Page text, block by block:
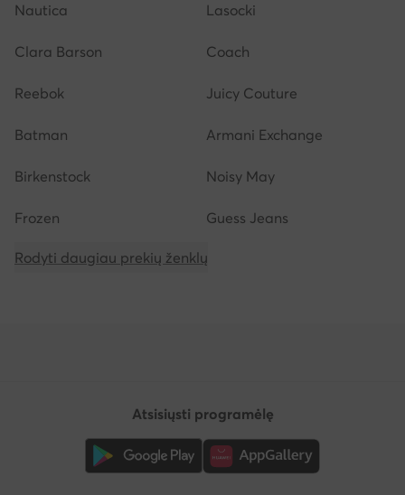
Nautica Lasocki
Clara Barson Coach
Reebok Juicy Couture
Batman Armani Exchange
Birkenstock Noisy May
Frozen Guess Jeans
Rodyti daugiau prekių ženklų
Atsisiųsti programėlę